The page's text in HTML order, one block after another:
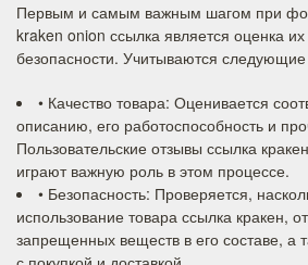
Первым и самым важным шагом при
kraken onion ссылка является оценка их
безопасности. Учитываются следующие
• Качество товара: Оценивается
описанию, его работоспособность и
Пользовательские отзывы ссылка
играют важную роль в этом процессе.
• Безопасность: Проверяется,
использование товара ссылка кракен,
запрещенных веществ в его составе, а